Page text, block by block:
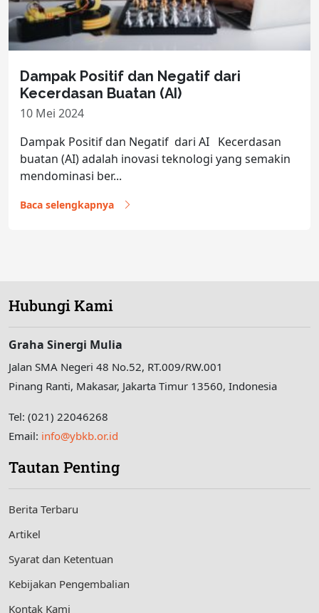
Dampak Positif dan Negatif dari
Kecerdasan Buatan (AI)
10 Mei 2024
Dampak Positif dan Negatif dari AI Kecerdasan
buatan (AI) adalah inovasi teknologi yang semakin
mendominasi ber...
Baca selengkapnya
Hubungi Kami
Graha Sinergi Mulia
Jalan SMA Negeri 48 No.52, RT.009/RW.001
Pinang Ranti, Makasar, Jakarta Timur 13560, Indonesia
Tel: (021) 22046268
Email: info@ybkb.or.id
Tautan Penting
Berita Terbaru
Artikel
Syarat dan Ketentuan
Kebijakan Pengembalian
Kontak Kami